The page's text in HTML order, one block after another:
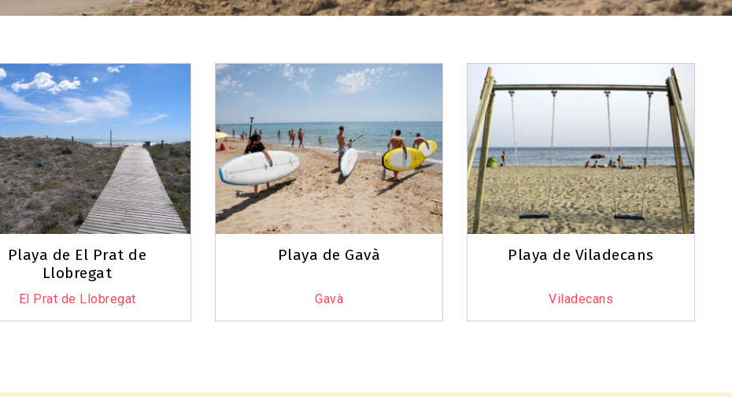
Playa de El Prat de
Llobregat
El Prat de Llobregat
Playa de Gavà
Gavà
Playa de Viladecans
Viladecans